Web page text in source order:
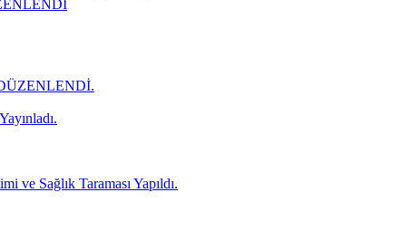
ve Sağlık Taraması Yapıldı.